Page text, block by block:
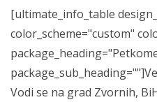
[ultimate_info_table
color_scheme="custom"
Vodi se na grad Zvornih,